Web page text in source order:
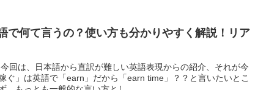
で何て言うの？使い方も分かりやすく解説！リア
回は、日本語から直訳が難しい英語表現からの紹介、それが今
ぐ」は英語で「earn」だから「earn time」？？と言いたいとこ